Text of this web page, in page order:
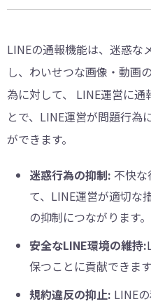
LINEの通報機能は、迷惑な
し、わいせつな画像・動画
為に対して、 LINE運営に
とで、LINE運営が問題行為
ができます。
迷惑行為の抑制: 不快
て、LINE運営が適切な
の抑制につながります。
安全なLINE環境の維持:
保つことに貢献できます
規約違反の抑止: LINE